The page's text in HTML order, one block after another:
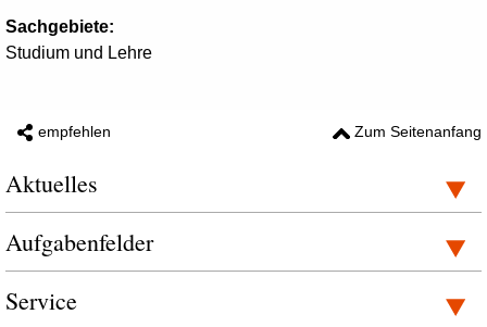
Sachgebiete:
Studium und Lehre
empfehlen Zum Seitenanfang
Aktuelles
Aufgabenfelder
Service